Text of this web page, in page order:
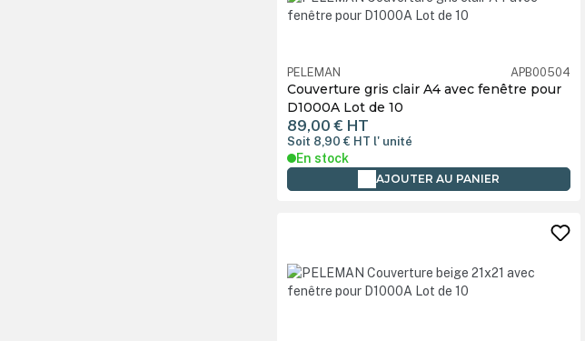
PELEMAN APB00504
Couverture gris clair A4 avec fenêtre pour
D1000A Lot de 10
89,00 € HT
Soit 8,90 € HT l' unité
En stock
AJOUTER AU PANIER